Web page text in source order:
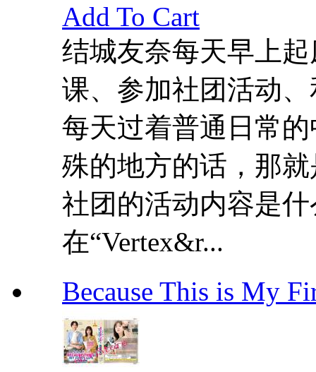
Add To Cart
结城友奈每天早上
课、参加社团活动
每天过着普通日常
殊的地方的话，那
社团的活动内容是
在“Vertex&r...
Because This is My